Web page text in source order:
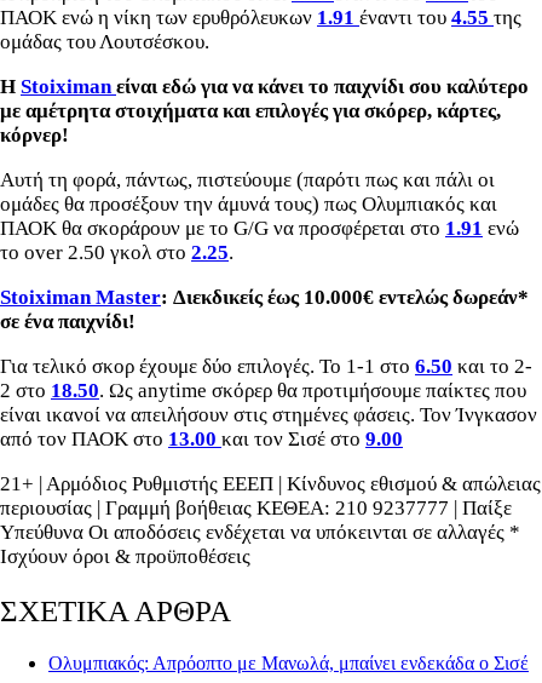
ΠΑΟΚ ενώ η νίκη των ερυθρόλευκων 1.91 έναντι του 4.55 της
ομάδας του Λουτσέσκου.
Η Stoiximanείναι εδώ για να κάνει το παιχνίδι σου καλύτερο
με αμέτρητα στοιχήματα και επιλογές για σκόρερ, κάρτες,
κόρνερ!
Αυτή τη φορά, πάντως, πιστεύουμε (παρότι πως και πάλι οι
ομάδες θα προσέξουν την άμυνά τους) πως Ολυμπιακός και
ΠΑΟΚ θα σκοράρουν με το G/G να προσφέρεται στο 1.91 ενώ
το over 2.50 γκολ στο 2.25.
Stoiximan Master: Διεκδικείς έως 10.000€ εντελώς δωρεάν*
σε ένα παιχνίδι!
Για τελικό σκορ έχουμε δύο επιλογές. Το 1-1 στο 6.50 και το 2-
2 στο 18.50. Ως anytime σκόρερ θα προτιμήσουμε παίκτες που
είναι ικανοί να απειλήσουν στις στημένες φάσεις. Τον Ίνγκασον
από τον ΠΑΟΚ στο 13.00 και τον Σισέ στο 9.00
21+ | Αρμόδιος Ρυθμιστής ΕΕΕΠ | Κίνδυνος εθισμού & απώλειας
περιουσίας | Γραμμή βοήθειας ΚΕΘΕΑ: 210 9237777 | Παίξε
Υπεύθυνα Οι αποδόσεις ενδέχεται να υπόκεινται σε αλλαγές *
Ισχύουν όροι & προϋποθέσεις
ΣΧΕΤΙΚΑ ΑΡΘΡΑ
Ολυμπιακός: Απρόοπτο με Μανωλά, μπαίνει ενδεκάδα ο Σισέ